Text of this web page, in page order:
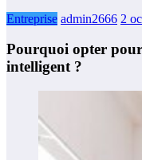
Entreprise admin2666 2
Pourquoi opter
intelligent ?